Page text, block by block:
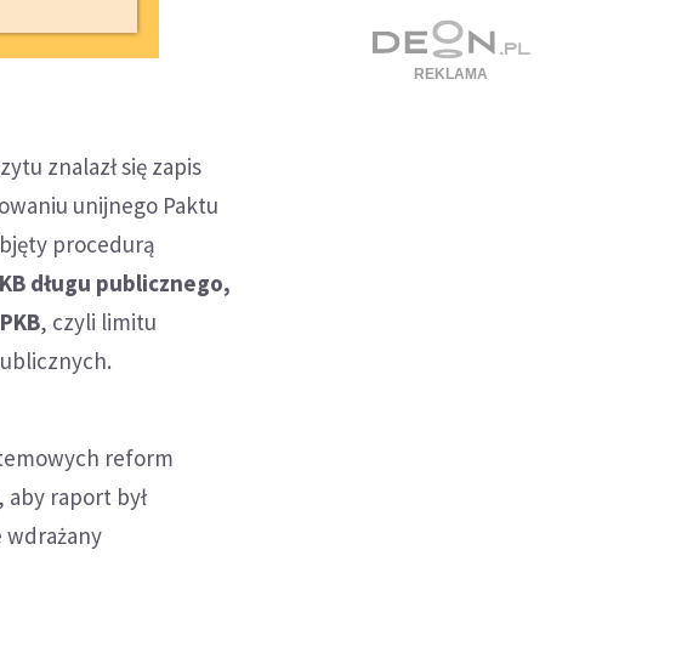
znalazł się zapis
unijnego Paktu
procedurą
długu publicznego,
, czyli limitu
reform
raport był
wdrażany